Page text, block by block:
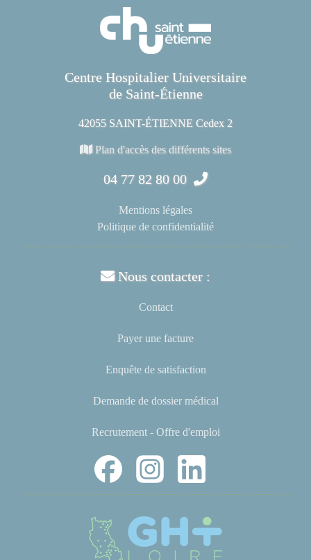
Centre Hospitalier Universitaire
de Saint-Étienne
42055 SAINT-ÉTIENNE Cedex 2
Plan d'accès des différents sites
04 77 82 80 00
Mentions légales
Politique de confidentialité
Nous contacter :
Contact
Payer une facture
Enquête de satisfaction
Demande de dossier médical
Recrutement - Offre d'emploi